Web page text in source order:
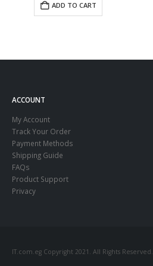
ADD TO CART
ACCOUNT
My Account
Track Your Order
Payment Methods
Shipping Guide
FAQs
Product Support
Privacy
IT.com.eg Copyright 2021. All Rights Reserved.